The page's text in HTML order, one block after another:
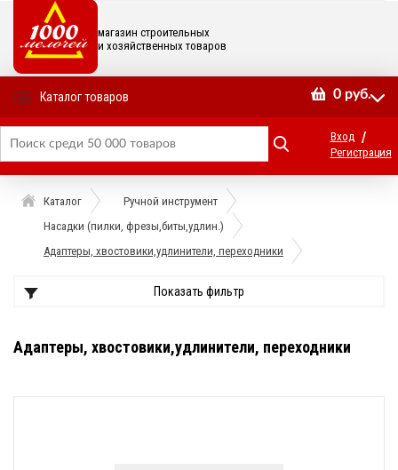
магазин строительных
и хозяйственных товаров
Каталог товаров 0 руб.
Вход /
Регистрация
Каталог
Ручной инструмент
Насадки (пилки, фрезы,биты,удлин.)
Адаптеры, хвостовики,удлинители, переходники
Показать фильтр
Адаптеры, хвостовики,удлинители, переходники